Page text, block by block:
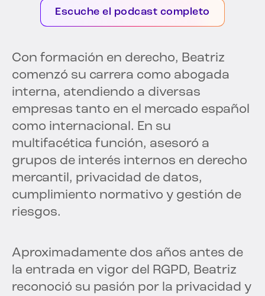
Escuche el podcast completo
Con formación en derecho, Beatriz
comenzó su carrera como abogada
interna, atendiendo a diversas
empresas tanto en el mercado español
como internacional. En su
multifacética función, asesoró a
grupos de interés internos en derecho
mercantil, privacidad de datos,
cumplimiento normativo y gestión de
riesgos.
Aproximadamente dos años antes de
la entrada en vigor del RGPD, Beatriz
reconoció su pasión por la privacidad y